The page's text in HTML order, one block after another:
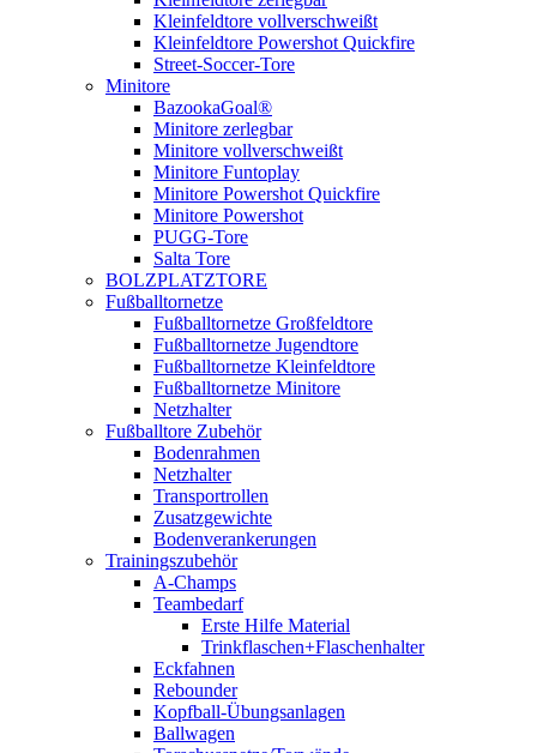
Kleinfeldtore vollverschweißt
Kleinfeldtore Powershot Quickfire
Street-Soccer-Tore
Minitore
BazookaGoal®
Minitore zerlegbar
Minitore vollverschweißt
Minitore Funtoplay
Minitore Powershot Quickfire
Minitore Powershot
PUGG-Tore
Salta Tore
BOLZPLATZTORE
Fußballtornetze
Fußballtornetze Großfeldtore
Fußballtornetze Jugendtore
Fußballtornetze Kleinfeldtore
Fußballtornetze Minitore
Netzhalter
Fußballtore Zubehör
Bodenrahmen
Netzhalter
Transportrollen
Zusatzgewichte
Bodenverankerungen
Trainingszubehör
A-Champs
Teambedarf
Erste Hilfe Material
Trinkflaschen+Flaschenhalter
Eckfahnen
Rebounder
Kopfball-Übungsanlagen
Ballwagen